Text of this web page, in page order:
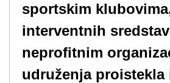
sportskim
interventnih
neprofitnim
udruženja proistekla